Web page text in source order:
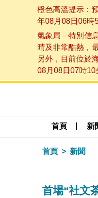
橙色高溫提示：
年08月08日06時
氣象局－特別信
晴及非常酷熱，
另外，目前位於
08月08日07時10
首頁 新
首頁 新聞
首場“社文